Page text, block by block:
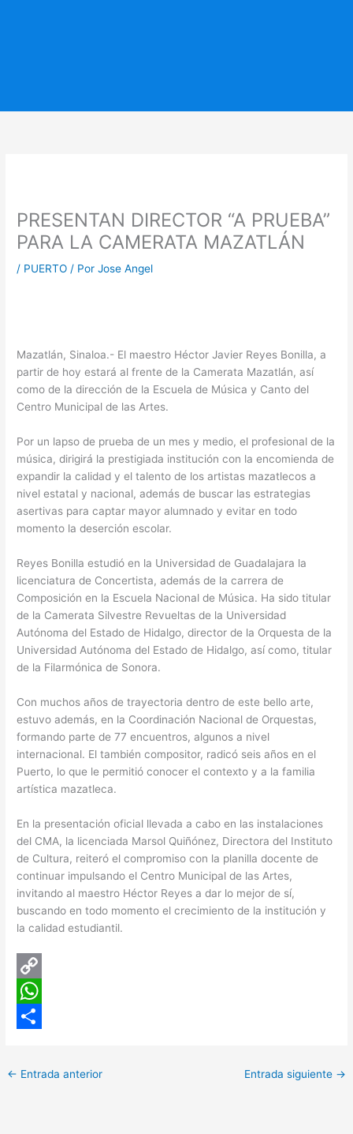
PRESENTAN DIRECTOR “A PRUEBA”
PARA LA CAMERATA MAZATLÁN
/ PUERTO / PorJose Angel
Mazatlán, Sinaloa.- El maestro Héctor Javier Reyes Bonilla, a
partir de hoy estará al frente de la Camerata Mazatlán, así
como de la dirección de la Escuela de Música y Canto del
Centro Municipal de las Artes.
Por un lapso de prueba de un mes y medio, el profesional de la
música, dirigirá la prestigiada institución con la encomienda de
expandir la calidad y el talento de los artistas mazatlecos a
nivel estatal y nacional, además de buscar las estrategias
asertivas para captar mayor alumnado y evitar en todo
momento la deserción escolar.
Reyes Bonilla estudió en la Universidad de Guadalajara la
licenciatura de Concertista, además de la carrera de
Composición en la Escuela Nacional de Música. Ha sido titular
de la Camerata Silvestre Revueltas de la Universidad
Autónoma del Estado de Hidalgo, director de la Orquesta de la
Universidad Autónoma del Estado de Hidalgo, así como, titular
de la Filarmónica de Sonora.
Con muchos años de trayectoria dentro de este bello arte,
estuvo además, en la Coordinación Nacional de Orquestas,
formando parte de 77 encuentros, algunos a nivel
internacional. El también compositor, radicó seis años en el
Puerto, lo que le permitió conocer el contexto y a la familia
artística mazatleca.
En la presentación oficial llevada a cabo en las instalaciones
del CMA, la licenciada Marsol Quiñónez, Directora del Instituto
de Cultura, reiteró el compromiso con la planilla docente de
continuar impulsando el Centro Municipal de las Artes,
invitando al maestro Héctor Reyes a dar lo mejor de sí,
buscando en todo momento el crecimiento de la institución y
la calidad estudiantil.
C
o
y
W
ao
← Entrada anterior Entrada siguiente →